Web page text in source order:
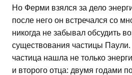
Но Ферми взялся за дело
после него он встречался со
никогда не забывал обсудить
существования частицы
частица нашла не только
и второго отца: двумя годами